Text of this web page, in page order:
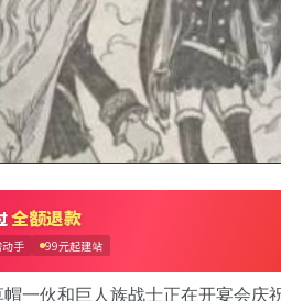
一伙和巨人族战士正在开宴会庆